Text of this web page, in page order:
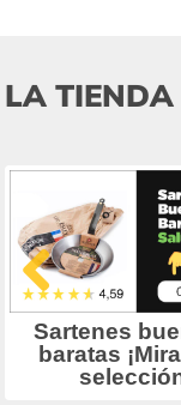
LA